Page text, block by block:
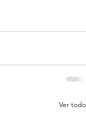
Ver todo